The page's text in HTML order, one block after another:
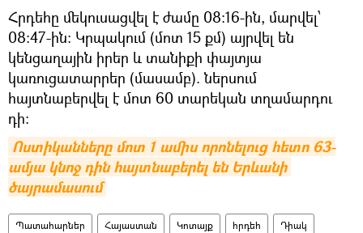
Հրդեհը մեկուսացվել է ժամը 08:16-ին, մարվել՝
08:47-ին: Կրպակում (մոտ 15 քմ) այրվել են
կենցաղային իրեր և տանիքի փայտյա
կառուցատարրեր (մասամբ). ներսում
հայտնաբերվել է մոտ 60 տարեկան տղամարդու
դի։
Ոստիկանները մոտ 1 ամիս որոնելուց հետո 63-
ամյա կնոջ դին հայտնաբերել են Երևանի
ծայրամասում
Պատահարներ Հայաստան Կոտայք հրդեհ Դիակ